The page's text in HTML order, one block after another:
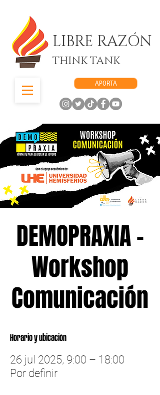
LIBRE RAZÓN
THINK TANK
APORTA
DEMOPRAXIA -
Workshop
Comunicación
Horario y ubicación
26 jul 2025, 9:00 – 18:00
Por definir